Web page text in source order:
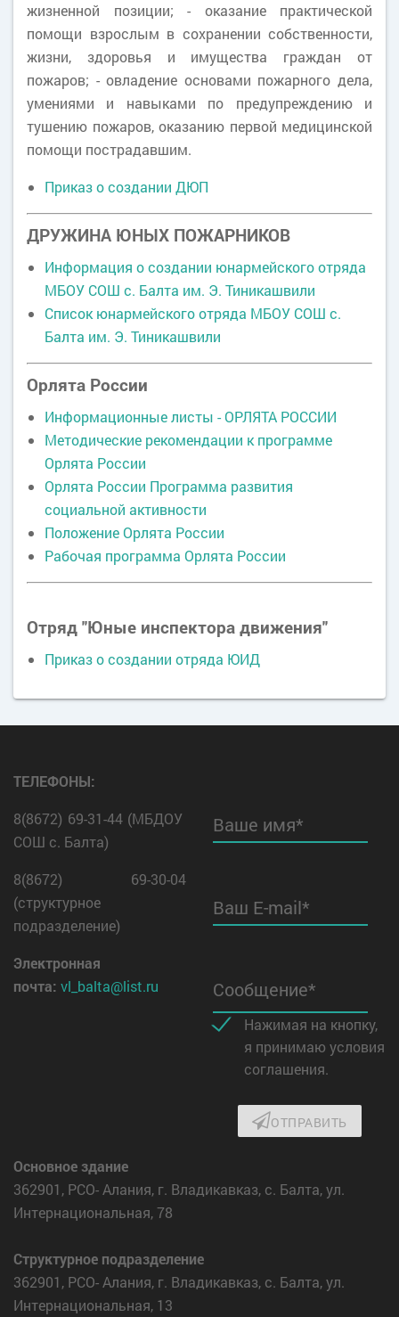
жизненной позиции; - оказание практической
помощи взрослым в сохранении собственности,
жизни, здоровья и имущества граждан от
пожаров; - овладение основами пожарного дела,
умениями и навыками по предупреждению и
тушению пожаров, оказанию первой медицинской
помощи пострадавшим.
Приказ о создании ДЮП
ДРУЖИНА ЮНЫХ ПОЖАРНИКОВ
Информация о создании юнармейского отряда
МБОУ СОШ с. Балта им. Э. Тиникашвили
Список юнармейского отряда МБОУ СОШ с.
Балта им. Э. Тиникашвили
Орлята России
Информационные листы - ОРЛЯТА РОССИИ
Методические рекомендации к программе
Орлята России
Орлята России Программа развития
социальной активности
Положение Орлята России
Рабочая программа Орлята России
Отряд "Юные инспектора движения"
Приказ о создании отряда ЮИД
ТЕЛЕФОНЫ:
8(8672) 69-31-44 (МБДОУ
СОШ с. Балта)
8(8672) 69-30-04
(структурное
подразделение)
Электронная
почта: vl_balta@list.ru
Ваше имя*
Ваш E-mail*
Сообщение*
Нажимая на кнопку,
я принимаю условия
соглашения.
ОТПРАВИТЬ
Основное здание
362901, РСО- Алания, г. Владикавказ, с. Балта, ул.
Интернациональная, 78
Структурное подразделение
362901, РСО- Алания, г. Владикавказ, с. Балта, ул.
Интернациональная, 13